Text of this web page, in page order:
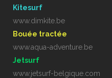
Kitesurf
www.dimkite.be
Bouée tractée
www.aqua-adventure.be
Jetsurf
www.jetsurf-belgique.com